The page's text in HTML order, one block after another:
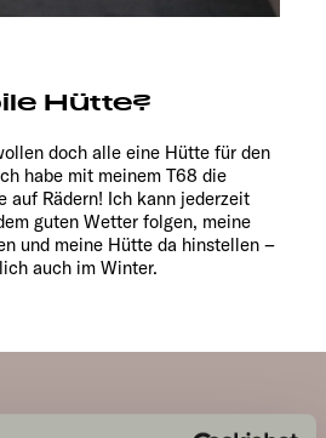
Hütte?
doch alle eine Hütte für den
habe mit meinem T68 die
auf Rädern! Ich kann jederzeit
guten Wetter folgen, meine
und meine Hütte da hinstellen –
auch im Winter.